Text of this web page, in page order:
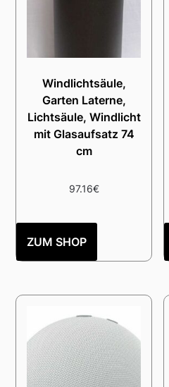
Windlichtsäule,
Garten Laterne,
Lichtsäule, Windlicht
mit Glasaufsatz 74
cm
97.16€
ZUM SHOP